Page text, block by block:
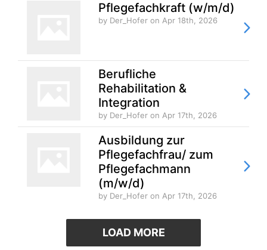
Pflegefachkraft (w/m/d)
by Der_Hoferon Apr 18th, 2026
Berufliche
Rehabilitation &
Integration
by Der_Hoferon Apr 17th, 2026
Ausbildung zur
Pflegefachfrau/ zum
Pflegefachmann
(m/w/d)
by Der_Hoferon Apr 17th, 2026
LOAD MORE